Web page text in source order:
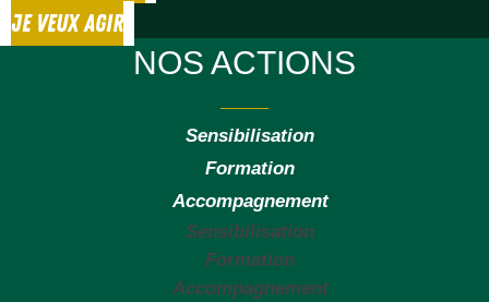
JE VEUX AGIR
NOS ACTIONS
Sensibilisation
Formation
Accompagnement
Sensibilisation
Formation
Accompagnement